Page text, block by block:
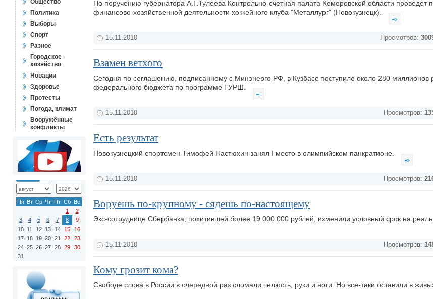
Общество
Политика
Выборы
Спорт
Разное
Городское
хозяйство
Новации
Здоровье
Протесты
Погода, климат
Вооружённые
конфликты
Пн Вт Ср Чт Пт Сб Вс
1
2
3
4 5 6 7 8
9
10 11 12 13 14 15
16
17 18 19 20 21 22
23
24 25 26 27 28 29
30
31
По поручению губернатора А.Г.Тулеева Контрольно-счетная палата Кемеровской области проведет
финансово-хозяйственной деятельности хоккейного клуба "Металлург" (Новокузнецк).
15.11.2010 Просмотров:
Взамен ветхого
Сегодня по соглашению, подписанному с Минэнерго РФ, в Кузбасс поступило около 280 миллионов
федерального бюджета по программе ГУРШ.
15.11.2010 Просмотров:
Есть результат
Новокузнецкий спортсмен Тимофей Настюхин занял I место в олимпийском панкратионе.
15.11.2010 Просмотров:
Воруешь по-крупному - сядешь по-настоящему
Экс-сотруднице Сбербанка, похитившей более 19 000 000 рублей, изменили условный срок на
15.11.2010 Просмотров:
Кому грозит кома?
Свободе слова в России в очередной раз сломали челюсть, руки и ноги. Но все-таки оставили в